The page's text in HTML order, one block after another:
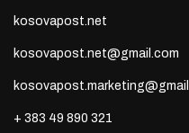
kosovapost.net
kosovapost.net@gmail.com
+ 383 49 890 321